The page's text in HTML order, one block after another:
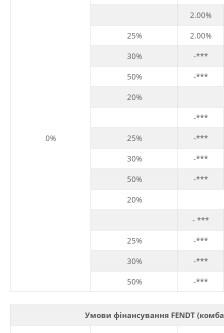
0%
2.00%
25% 2.00%
30% -***
50% -***
20%
-***
25% -***
30% -***
50% -***
20%
- ***
25% -***
30% -***
50% -***
Умови фінансування FENDT